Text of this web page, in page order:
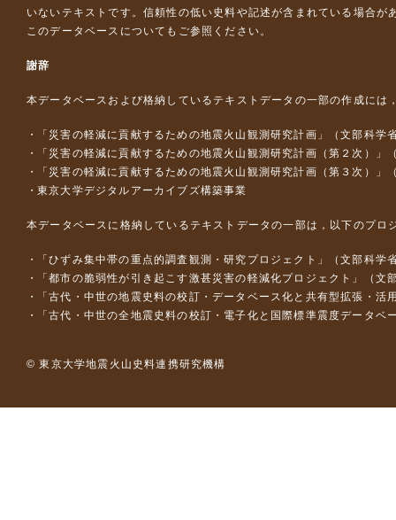
いないテキストです。信頼性の低い史料や記述が含まれている場合が
このデータベースについて もご参照ください。
謝辞
本データベースおよび格納しているテキストデータの一部の作成には
「災害の軽減に貢献するための地震火山観測研究計画」（文部科学
「災害の軽減に貢献するための地震火山観測研究計画（第２次）」
「災害の軽減に貢献するための地震火山観測研究計画（第３次）」
東京大学デジタルアーカイブズ構築事業
本データベースに格納しているテキストデータの一部は，以下のプロ
「ひずみ集中帯の重点的調査観測・研究プロジェクト」（文部科
「都市の脆弱性が引き起こす激甚災害の軽減化プロジェクト」（
「古代・中世の地震史料の校訂・データベース化と共有型拡張・
「古代・中世の全地震史料の校訂・電子化と国際標準震度データ
© 東京大学地震火山史料連携研究機構